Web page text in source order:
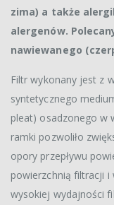
zima) a także
alergenów.
nawiewanego
Filtr wykonany jest z
syntetycznego
pleat) osadzonego w
ramki pozwoliło
opory przepływu
powierzchnią filtracji i
wysokiej wydajności